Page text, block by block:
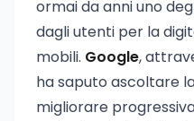
ormai da anni uno
dagli utenti per la
mobili. Google,
ha saputo ascoltare
migliorare